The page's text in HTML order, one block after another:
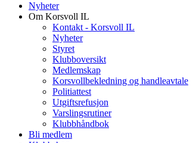
Nyheter
Om Korsvoll IL
Kontakt - Korsvoll IL
Nyheter
Styret
Klubboversikt
Medlemskap
Korsvollbekledning og handleavtale
Politiattest
Utgiftsrefusjon
Varslingsrutiner
Klubbhåndbok
Bli medlem